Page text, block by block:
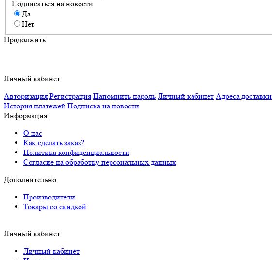
Подписаться на новости
Да
Нет
Продолжить
Личный кабинет
Авторизация Регистрация Напомнить пароль Личный кабинет Адреса доставки
История платежей Подписка на новости
Информация
О нас
Как сделать заказ?
Политика конфиденциальности
Согласие на обработку персональных данных
Дополнительно
Производители
Товары со скидкой
Личный кабинет
Личный кабинет